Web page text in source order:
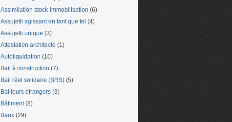
Assimilation stock-immobilisation (6)
Assujetti agissant en tant que tel (4)
Assujetti unique (3)
Attestation architecte (1)
Autoliquidation (10)
Bail à construction (7)
Bail réel solidaire (BRS) (5)
Bailleurs étrangers (3)
Bâtiment(8)
Baux (29)